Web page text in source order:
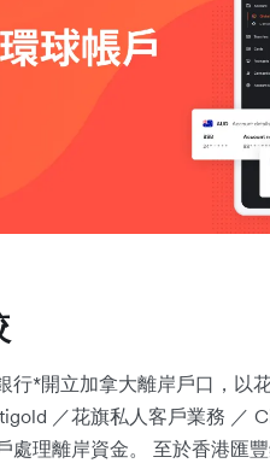
行*開立加拿大離岸戶口，以
／花旗私人客戶業務 ／
處理離岸資金。 至於香港匯